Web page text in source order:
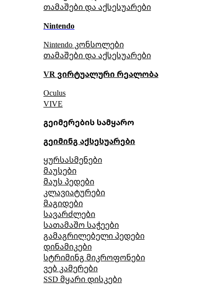
თამაშები და აქსესუარები
Nintendo
Nintendo კონსოლები
თამაშები და აქსესუარები
VR ვირტუალური რეალობა
Oculus
VIVE
გეიმერების სამყარო
გეიმინგ აქსესუარები
ყურსასმენები
მაუსები
მაუს პედები
კლავიატურები
მაგიდები
სავარძლები
სათამაშო საჭეები
გამაგრილებელი პედები
დინამიკები
სტრიმინგ მიკროფონები
ვებ კამერები
SSD მყარი დისკები